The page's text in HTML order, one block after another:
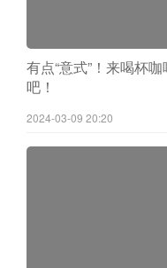
有点“意式”！来喝杯
吧！
2024-03-09 20:20